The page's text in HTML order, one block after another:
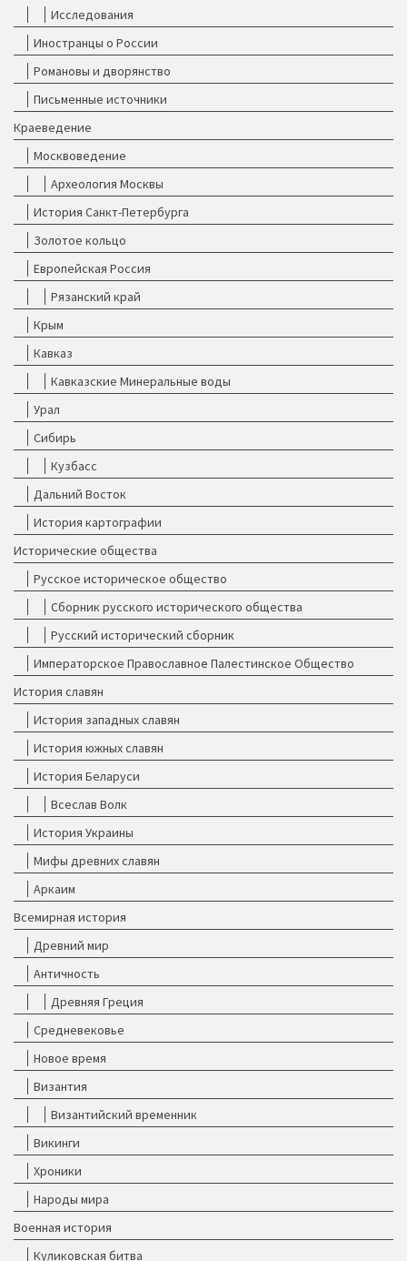
Исследования
Иностранцы о России
Романовы и дворянство
Письменные источники
Краеведение
Москвоведение
Археология Москвы
История Санкт-Петербурга
Золотое кольцо
Европейская Россия
Рязанский край
Крым
Кавказ
Кавказские Минеральные воды
Урал
Сибирь
Кузбасс
Дальний Восток
История картографии
Исторические общества
Русское историческое общество
Сборник русского исторического общества
Русский исторический сборник
Императорское Православное Палестинское Общество
История славян
История западных славян
История южных славян
История Беларуси
Всеслав Волк
История Украины
Мифы древних славян
Аркаим
Всемирная история
Древний мир
Античность
Древняя Греция
Средневековье
Новое время
Византия
Византийский временник
Викинги
Хроники
Народы мира
Военная история
Куликовская битва